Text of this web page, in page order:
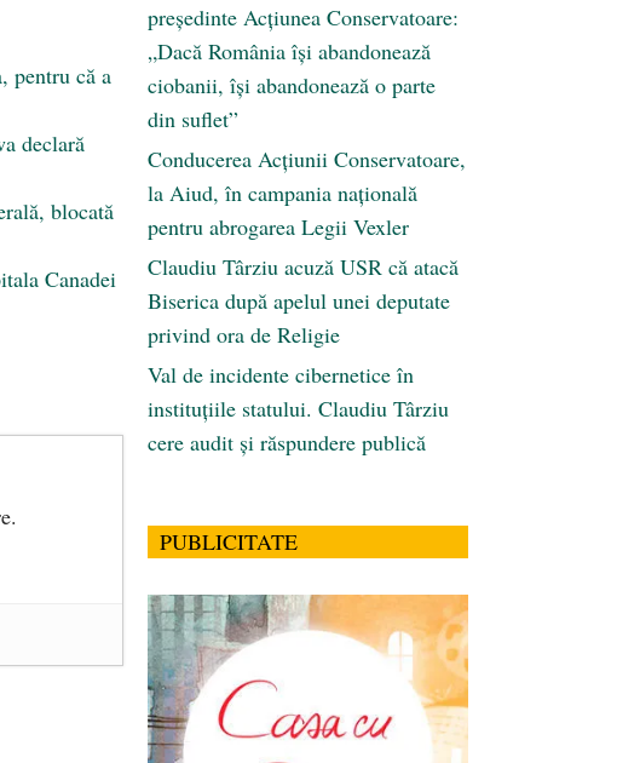
pentru că a
declară
blocată
Canadei
președinte Acțiunea Conservatoare:
„Dacă România își abandonează
ciobanii, își abandonează o parte
din suflet”
Conducerea Acțiunii Conservatoare,
la Aiud, în campania națională
pentru abrogarea Legii Vexler
Claudiu Târziu acuză USR că atacă
Biserica după apelul unei deputate
privind ora de Religie
Val de incidente cibernetice în
instituțiile statului. Claudiu Târziu
cere audit și răspundere publică
PUBLICITATE